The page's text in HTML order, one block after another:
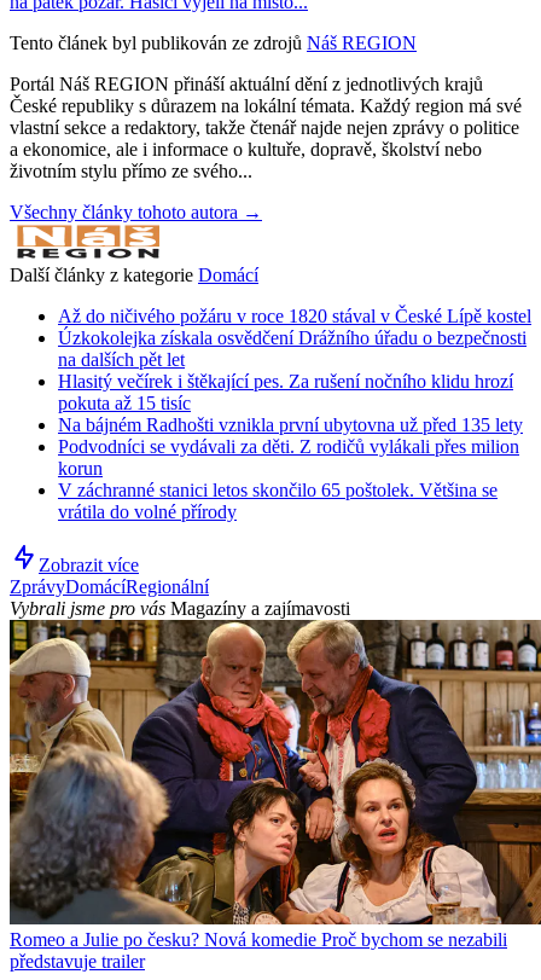
Tento článek byl publikován ze zdrojů Náš REGION
Portál Náš REGION přináší aktuální dění z jednotlivých krajů
České republiky s důrazem na lokální témata. Každý region má své
vlastní sekce a redaktory, takže čtenář najde nejen zprávy o politice
a ekonomice, ale i informace o kultuře, dopravě, školství nebo
životním stylu přímo ze svého...
Všechny články tohoto autora →
Další články z kategorie Domácí
Až do ničivého požáru v roce 1820 stával v České Lípě kostel
Úzkokolejka získala osvědčení Drážního úřadu o bezpečnosti
na dalších pět let
Hlasitý večírek i štěkající pes. Za rušení nočního klidu hrozí
pokuta až 15 tisíc
Na bájném Radhošti vznikla první ubytovna už před 135 lety
Podvodníci se vydávali za děti. Z rodičů vylákali přes milion
korun
V záchranné stanici letos skončilo 65 poštolek. Většina se
vrátila do volné přírody
Zobrazit více
ZprávyDomácíRegionální
Vybrali jsme pro vás Magazíny a zajímavosti
Romeo a Julie po česku? Nová komedie Proč bychom se nezabili
představuje trailer